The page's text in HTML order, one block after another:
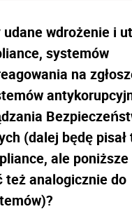
udane wdrożenie i
systemów
na
(dalej będę
ale
też analogicznie do